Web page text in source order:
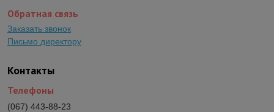
Контакты
Телефоны
(067) 443-88-23
Обратная связь
Заказать звонок
Письмо директору